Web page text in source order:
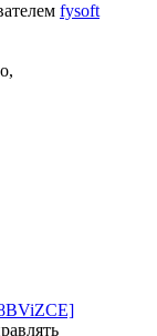
fysoft